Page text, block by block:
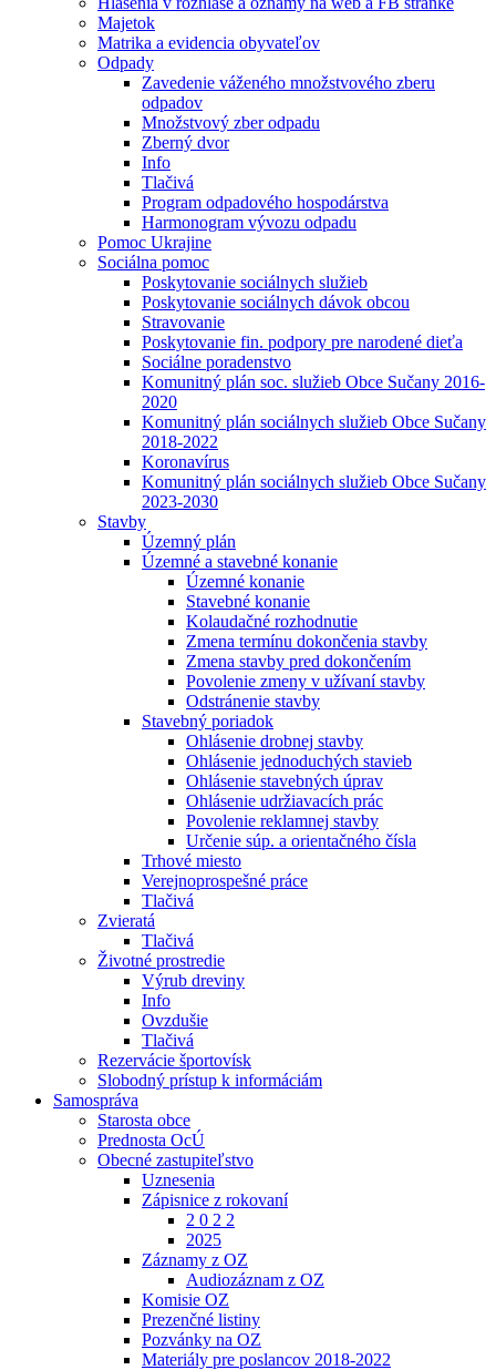
Majetok
Matrika a evidencia obyvateľov
Odpady
Zavedenie váženého množstvového zberu
odpadov
Množstvový zber odpadu
Zberný dvor
Info
Tlačivá
Program odpadového hospodárstva
Harmonogram vývozu odpadu
Pomoc Ukrajine
Sociálna pomoc
Poskytovanie sociálnych služieb
Poskytovanie sociálnych dávok obcou
Stravovanie
Poskytovanie fin. podpory pre narodené dieťa
Sociálne poradenstvo
Komunitný plán soc. služieb Obce Sučany 2016-
2020
Komunitný plán sociálnych služieb Obce Sučany
2018-2022
Koronavírus
Komunitný plán sociálnych služieb Obce Sučany
2023-2030
Stavby
Územný plán
Územné a stavebné konanie
Územné konanie
Stavebné konanie
Kolaudačné rozhodnutie
Zmena termínu dokončenia stavby
Zmena stavby pred dokončením
Povolenie zmeny v užívaní stavby
Odstránenie stavby
Stavebný poriadok
Ohlásenie drobnej stavby
Ohlásenie jednoduchých stavieb
Ohlásenie stavebných úprav
Ohlásenie udržiavacích prác
Povolenie reklamnej stavby
Určenie súp. a orientačného čísla
Trhové miesto
Verejnoprospešné práce
Tlačivá
Zvieratá
Tlačivá
Životné prostredie
Výrub dreviny
Info
Ovzdušie
Tlačivá
Rezervácie športovísk
Slobodný prístup k informáciám
Samospráva
Starosta obce
Prednosta OcÚ
Obecné zastupiteľstvo
Uznesenia
Zápisnice z rokovaní
2 0 2 2
2025
Záznamy z OZ
Audiozáznam z OZ
Komisie OZ
Prezenčné listiny
Pozvánky na OZ
Materiály pre poslancov 2018-2022